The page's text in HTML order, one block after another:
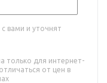
вами и уточнят
только для интернет-
от цен в